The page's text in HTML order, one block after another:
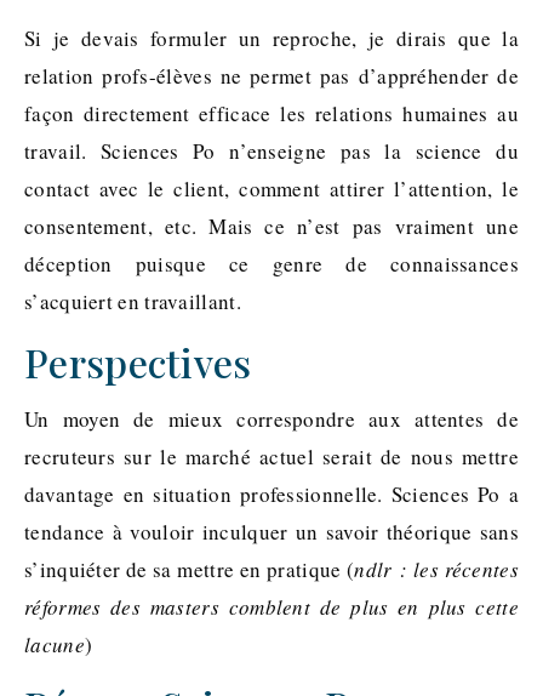
Si je devais formuler un reproche, je dirais que la
relation profs-élèves ne permet pas d’appréhender de
façon directement efficace les relations humaines au
travail. Sciences Po n’enseigne pas la science du
contact avec le client, comment attirer l’attention, le
consentement, etc. Mais ce n’est pas vraiment une
déception puisque ce genre de connaissances
s’acquiert en travaillant.
Perspectives
Un moyen de mieux correspondre aux attentes de
recruteurs sur le marché actuel serait de nous mettre
davantage en situation professionnelle. Sciences Po a
tendance à vouloir inculquer un savoir théorique sans
s’inquiéter de sa mettre en pratique (ndlr : les récentes
réformes des masters comblent de plus en plus cette
lacune)